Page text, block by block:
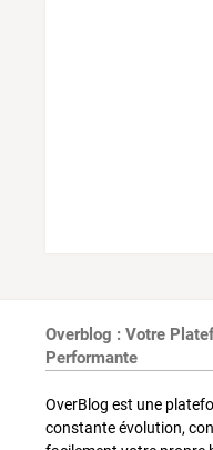
Overblog : Votre
Performante
OverBlog est une
constante évolution,